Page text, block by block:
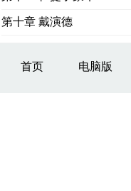
第十章 戴演德
首页 电脑版